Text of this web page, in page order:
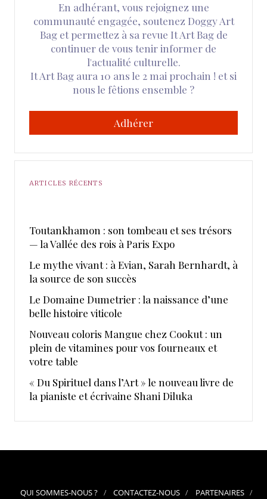
En adhérant, vous rejoignez une
communauté engagée, soutenez Doggy Art
Bag et permettez à sa revue It Art Bag de
continuer de vous tenir informer de
l'actualité culturelle.
It Art Bag aura 10 ans le 2 mai prochain ! et si
nous le fêtions ensemble ?
Adhérer
ARTICLES RÉCENTS
Toutankhamon : son tombeau et ses trésors
— la Vallée des rois à Paris Expo
Le mythe vivant : à Evian, Sarah Bernhardt, à
la source de son succès
Le Domaine Dumetrier : la naissance d’une
belle histoire viticole
Nouveau coloris Mangue chez Cookut : un
plein de vitamines pour vos fourneaux et
votre table
« Du Spirituel dans l’Art » le nouveau livre de
la pianiste et écrivaine Shani Diluka
QUI SOMMES-NOUS ? CONTACTEZ-NOUS PARTENAIRES